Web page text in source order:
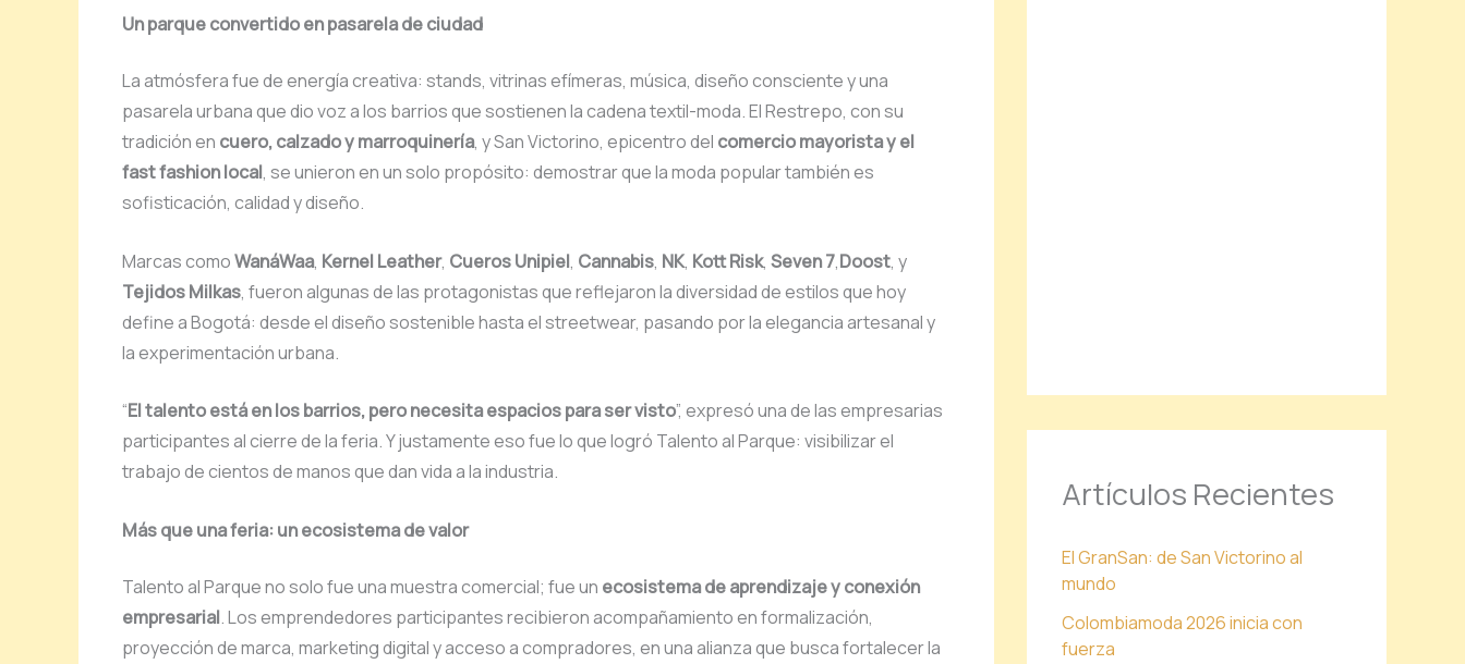
Un parque convertido en pasarela de ciudad
La atmósfera fue de energía creativa: stands, vitrinas efímeras, música, diseño consciente y una
pasarela urbana que dio voz a los barrios que sostienen la cadena textil-moda. El Restrepo, con su
tradición en cuero, calzado y marroquinería, y San Victorino, epicentro del comercio mayorista y el
fast fashion local, se unieron en un solo propósito: demostrar que la moda popular también es
sofisticación, calidad y diseño.
Marcas comoWanáWaa, Kernel Leather, Cueros Unipiel, Cannabis, NK, Kott Risk, Seven 7,Doost, y
Tejidos Milkas, fueron algunas de las protagonistas que reflejaron la diversidad de estilos que hoy
define a Bogotá: desde el diseño sostenible hasta el streetwear, pasando por la elegancia artesanal y
la experimentación urbana.
“El talento está en los barrios, pero necesita espacios para ser visto”, expresó una de las empresarias
participantes al cierre de la feria. Y justamente eso fue lo que logró Talento al Parque: visibilizar el
trabajo de cientos de manos que dan vida a la industria.
Más que una feria: un ecosistema de valor
Talento al Parque no solo fue una muestra comercial; fue un ecosistema de aprendizaje y conexión
empresarial. Los emprendedores participantes recibieron acompañamiento en formalización,
proyección de marca, marketing digital y acceso a compradores, en una alianza que busca fortalecer la
Artículos Recientes
El GranSan: de San Victorino al
mundo
Colombiamoda 2026 inicia con
fuerza